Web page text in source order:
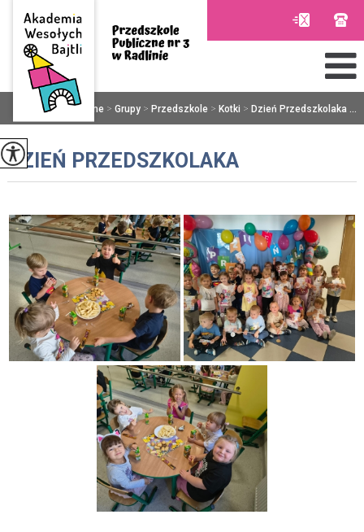
Jesteś tutaj:Home > Grupy > Przedszkole > Kotki > Dzień Przedszkolaka ...
DZIEŃ PRZEDSZKOLAKA